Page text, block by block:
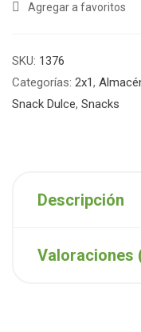
Agregar a favoritos
SKU: 1376
Categorías: 2x1,
Snack Dulce, Snacks
Descripción
Valoraciones